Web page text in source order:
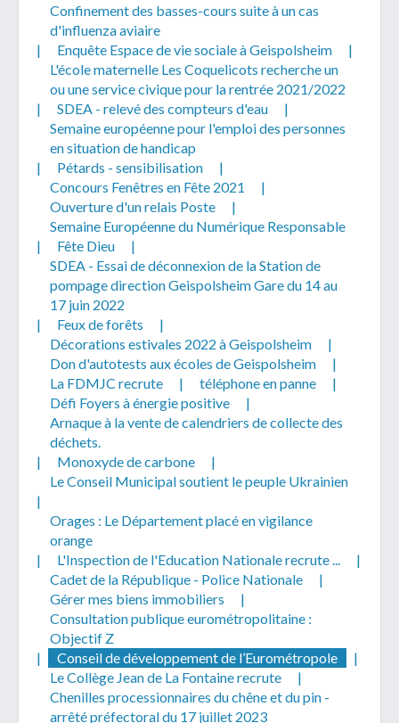
Confinement des basses-cours suite à un cas
d'influenza aviaire
|
Enquête Espace de vie sociale à Geispolsheim
|
L'école maternelle Les Coquelicots recherche un
ou une service civique pour la rentrée 2021/2022
|
SDEA - relevé des compteurs d'eau
|
Semaine européenne pour l'emploi des personnes
en situation de handicap
|
Pétards - sensibilisation
|
Concours Fenêtres en Fête 2021
|
Ouverture d'un relais Poste
|
Semaine Européenne du Numérique Responsable
|
Fête Dieu
|
SDEA - Essai de déconnexion de la Station de
pompage direction Geispolsheim Gare du 14 au
17 juin 2022
|
Feux de forêts
|
Décorations estivales 2022 à Geispolsheim
|
Don d'autotests aux écoles de Geispolsheim
|
La FDMJC recrute
| téléphone en panne
|
Défi Foyers à énergie positive
|
Arnaque à la vente de calendriers de collecte des
déchets.
|
Monoxyde de carbone
|
Le Conseil Municipal soutient le peuple Ukrainien
|
Orages : Le Département placé en vigilance
orange
|
L'Inspection de l'Education Nationale recrute ...
|
Cadet de la République - Police Nationale
|
Gérer mes biens immobiliers
|
Consultation publique eurométropolitaine :
Objectif Z
|
Conseil de développement de l’Eurométropole
|
Le Collège Jean de La Fontaine recrute
|
Chenilles processionnaires du chêne et du pin -
arrêté préfectoral du 17 juillet 2023